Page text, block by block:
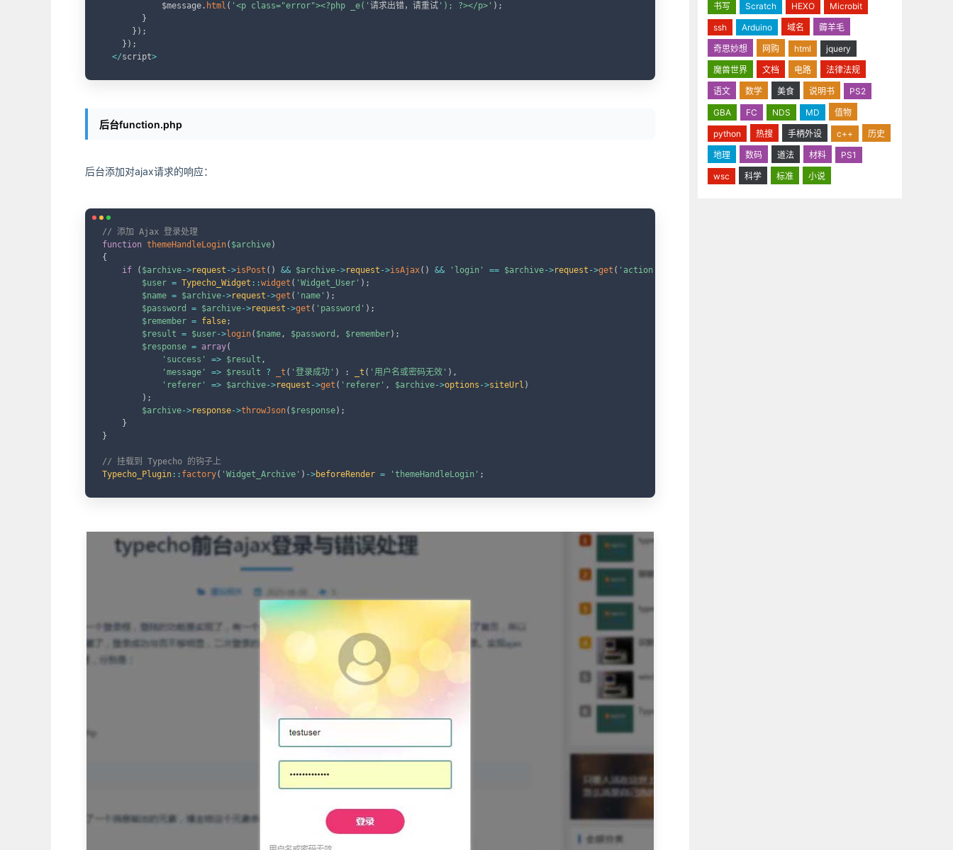
            $message
. html ( '<p class="error"><?php _e(' 请求出错，请重试 '); ?></p>' ) ;
}
} ) ;
} ) ;
</script>
后台function.php
后台添加对ajax请求的响应：
// 添加 Ajax 登录处理
function themeHandleLogin( $archive)
{
if
( $archive->request ->isPost ( ) && $archive->request ->isAjax( ) && 'login' == $archive->request ->get ( 'action'
$user = Typecho_Widget ::widget ( 'Widget_User' ) ;
$name = $archive->request ->get ( 'name' ) ;
$password
= $archive->request ->get ( 'password' ) ;
$remember = false;
$result = $user->login( $name, $password , $remember) ;
$response = array(
'success'
=> $result ,
'message'
=> $result ? _t ( '登录成功' ) : _t ( '用户名或密码无效' ) ,
'referer'
=> $archive->request ->get ( 'referer' , $archive->options ->siteUrl )
) ;
$archive->response->throwJson( $response) ;
}
}
// 挂载到 Typecho 的钩子上
Typecho_Plugin :: factory( 'Widget_Archive' ) ->beforeRender = 'themeHandleLogin' ;
书写
Scratch HEXO
Microbit
ssh
Arduino 域名
薅羊毛
奇思妙想
网购 html
jquery
魔兽世界
文档 电路
法律法规
语文
数学 美食 说明书
PS2
GBA
FC NDS MD
值物
python
热搜 手柄外设 c++
历史
地理
数码 道法 材料
PS1
wsc
科学 标准 小说